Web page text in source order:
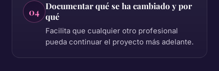
04 Documentar qué se ha cambiado y por
qué
Facilita que cualquier otro profesional
pueda continuar el proyecto más adelante.